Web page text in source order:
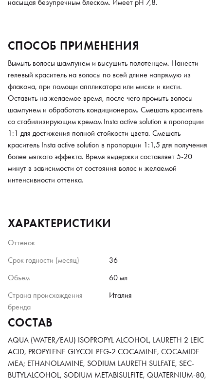
насыщая безупречным блеском. Имеет pH 7,8.
СПОСОБ ПРИМЕНЕНИЯ
Вымыть волосы шампунем и высушить полотенцем. Нанести
гелевый краситель на волосы по всей длине напрямую из
флакона, при помощи аппликатора или миски и кисти.
Оставить на желаемое время, после чего промыть волосы
шампунем и обработать кондиционером. Смешать краситель
со стабилизирующим кремом Insta active solution в пропорции
1:1 для достижения полной стойкости цвета. Смешать
краситель Insta active solution в пропорции 1:1,5 для получения
более мягкого эффекта. Время выдержки составляет 5-20
минут в зависимости от состояния волос и желаемой
интенсивности оттенка.
ХАРАКТЕРИСТИКИ
Оттенок
Срок годности (месяц)
36
Объем
60 мл
Страна происхождения
бренда
Италия
СОСТАВ
AQUA (WATER/EAU) ISOPROPYL ALCOHOL, LAURETH 2 LEIC
ACID, PROPYLENE GLYCOL PEG-2 COCAMINE, COCAMIDE
MEA; ETHANOLAMINE, SODIUM LAURETH SULFATE, SEC-
BUTYLALCOHOL, SODIUM METABISULFITE, QUATERNIUM-80,